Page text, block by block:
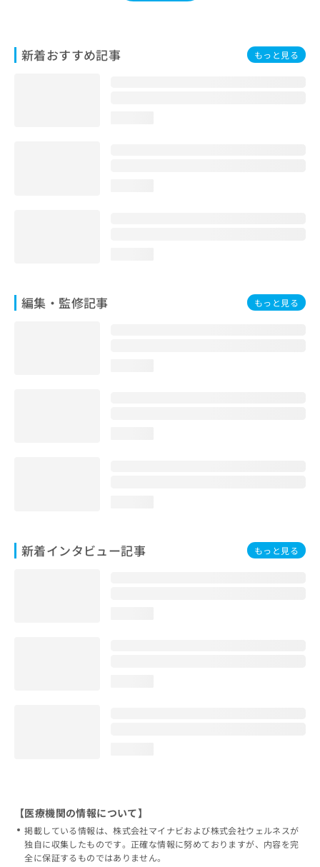
新着おすすめ記事 もっと見る
編集・監修記事 もっと見る
新着インタビュー記事 もっと見る
合
【医療機関の情報について】
掲載している情報は、株式会社マイナビおよび株式会社ウェルネスが
独自に収集したものです。正確な情報に努めておりますが、内容を完
全に保証するものではありません。